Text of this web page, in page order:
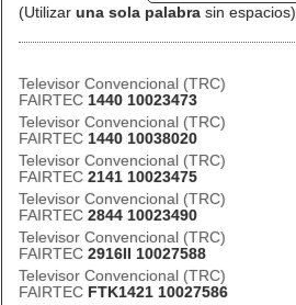
(Utilizar una sola palabra sin espacios)
Televisor Convencional (TRC)
FAIRTEC 1440 10023473
Televisor Convencional (TRC)
FAIRTEC 1440 10038020
Televisor Convencional (TRC)
FAIRTEC 2141 10023475
Televisor Convencional (TRC)
FAIRTEC 2844 10023490
Televisor Convencional (TRC)
FAIRTEC 2916II 10027588
Televisor Convencional (TRC)
FAIRTEC FTK1421 10027586